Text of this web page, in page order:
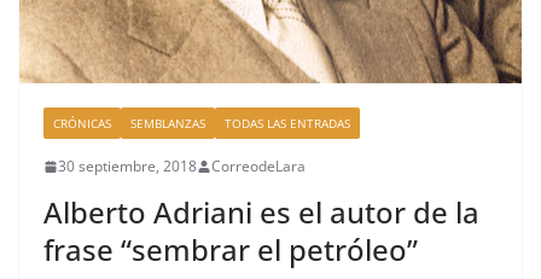
CRÓNICAS SEMBLANZAS TODAS LAS ENTRADAS
30 septiembre, 2018 CorreodeLara
Alberto Adriani es el autor de la
frase “sembrar el petróleo”